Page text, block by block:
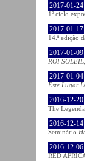
2017-01-24
1º ciclo
2017-01-17
14.ª edição
2017-01-09
ROI SOLEIL
2017-01-04
Este Lugar
2016-12-20
The
2016-12-14
Seminário
2016-12-06
RED